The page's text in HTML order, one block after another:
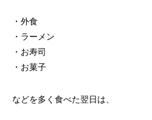
・外食
・ラーメン
・お寿司
・お菓子
などを多く食べた翌日は、